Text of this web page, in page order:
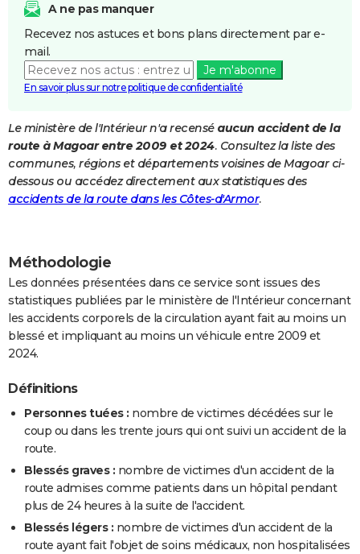
Destinations
City break
Voyage nature
Voyage de noces
Forum
Climat
PHOTO
GUIDES D'ACHAT
BONS PLANS
Carte de Noël
Carte Bonne année
Carte Saint-Valentin
Carte Pâques
Carte d'anniversaire
DICTIONNAIRE
Dictionnaire
Biographies
Citations
Expressions
Proverbes
PROGRAMME TV
FORUM
Bricolage
Television
A ne pas manquer
Recevez nos astuces et bons plans directement par e-
mail.
Je m'abonne
En savoir plus sur notre politique de confidentialité
Le ministère de l'Intérieur n'a recensé aucun accident de la
route à Magoar entre 2009 et 2024. Consultez la liste des
communes, régions et départements voisines de Magoar ci-
dessous ou accédez directement aux statistiques des
accidents de la route dans les Côtes-d'Armor.
Méthodologie
Les données présentées dans ce service sont issues des
statistiques publiées par le ministère de l'Intérieur concernant
les accidents corporels de la circulation ayant fait au moins un
blessé et impliquant au moins un véhicule entre 2009 et
2024.
Définitions
Personnes tuées : nombre de victimes décédées sur le
coup ou dans les trente jours qui ont suivi un accident de la
route.
Blessés graves : nombre de victimes d'un accident de la
route admises comme patients dans un hôpital pendant
plus de 24 heures à la suite de l'accident.
Blessés légers : nombre de victimes d'un accident de la
route ayant fait l'objet de soins médicaux, non hospitalisées